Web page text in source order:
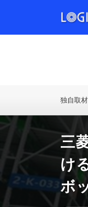
独自取材
三
け
ボ